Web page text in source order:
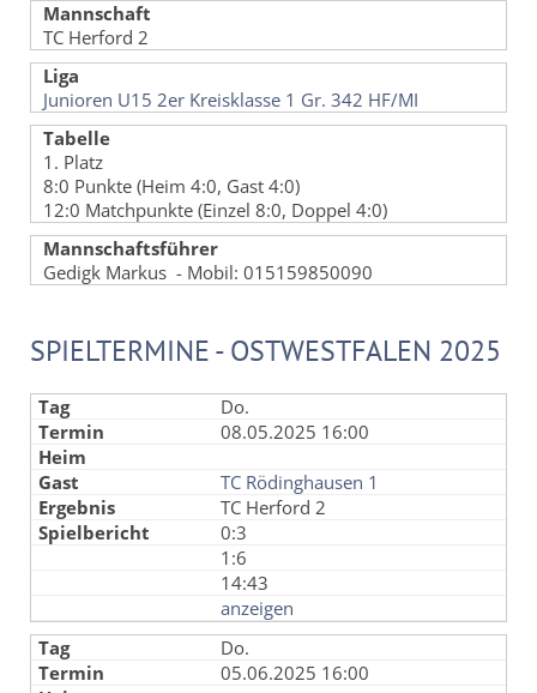
Mannschaft
TC Herford 2
Liga
Junioren U15 2er Kreisklasse 1 Gr. 342 HF/MI
Tabelle
1. Platz
8:0 Punkte (Heim 4:0, Gast 4:0)
12:0 Matchpunkte (Einzel 8:0, Doppel 4:0)
Mannschaftsführer
Gedigk Markus - Mobil: 015159850090
SPIELTERMINE - OSTWESTFALEN 2025
Do.
08.05.2025 16:00
TC Rödinghausen 1
TC Herford 2
0:3
1:6
14:43
anzeigen
Do.
05.06.2025 16:00